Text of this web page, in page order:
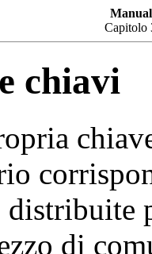
Capitolo
chiavi
distribuite
di